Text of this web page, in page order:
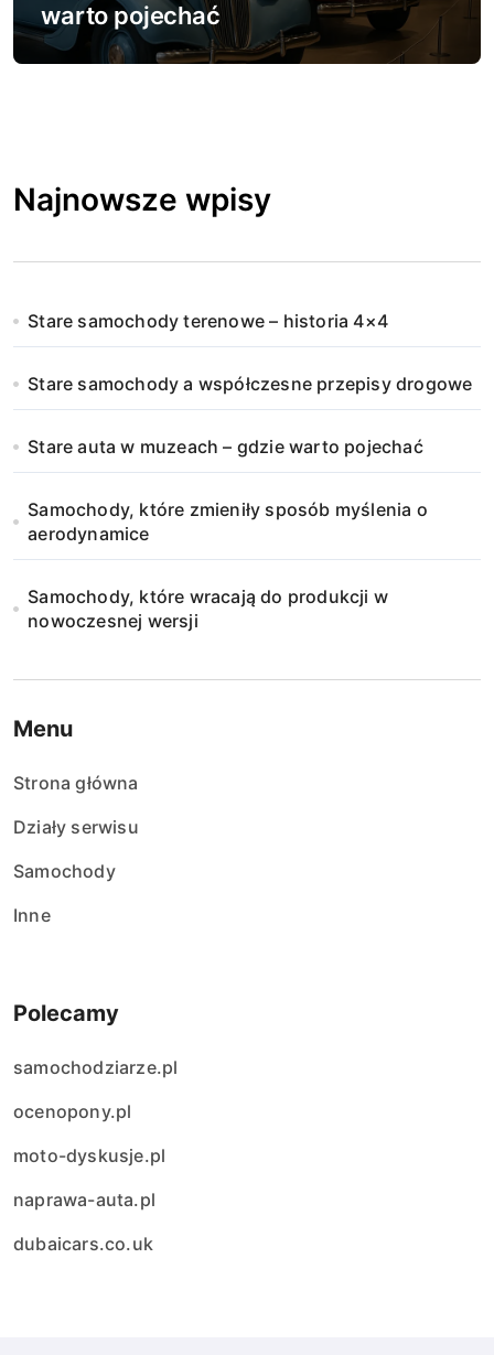
warto pojechać
Najnowsze wpisy
Stare samochody terenowe – historia 4×4
Stare samochody a współczesne przepisy drogowe
Stare auta w muzeach – gdzie warto pojechać
Samochody, które zmieniły sposób myślenia o
aerodynamice
Samochody, które wracają do produkcji w
nowoczesnej wersji
Menu
Strona główna
Działy serwisu
Samochody
Inne
Polecamy
samochodziarze.pl
ocenopony.pl
moto-dyskusje.pl
naprawa-auta.pl
dubaicars.co.uk